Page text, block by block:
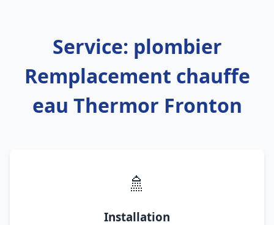
Service: plombier
Remplacement chauffe
eau Thermor Fronton
🚿
Installation